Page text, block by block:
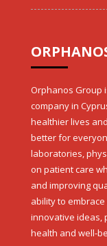
Orphanos Group
company in
healthier lives
better for
laboratories,
on patient care
and improving
ability to
innovative ideas,
health and well-